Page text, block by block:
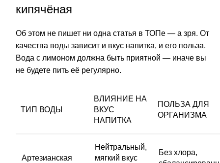
кипячёная
Об этом не пишет ни одна статья в ТОПе — а зря. От
качества воды зависит и вкус напитка, и его польза.
Вода с лимоном должна быть приятной — иначе вы
не будете пить её регулярно.
ТИП ВОДЫ
ВЛИЯНИЕ НА
ВКУС
НАПИТКА
ПОЛЬЗА ДЛЯ
ОРГАНИЗМА
Артезианская
Нейтральный,
мягкий вкус
Без хлора,